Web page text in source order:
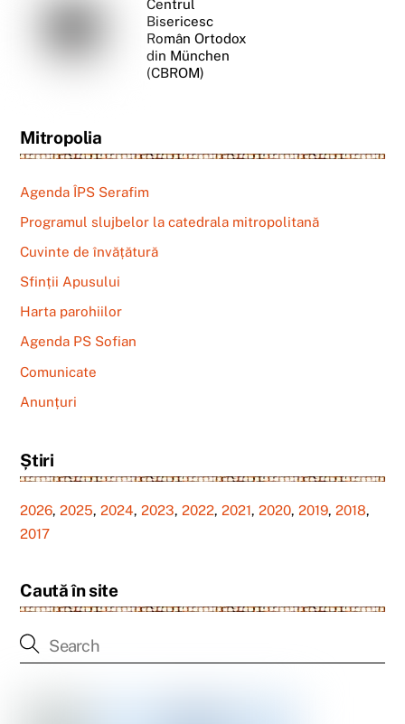
Centrul
Bisericesc
Român Ortodox
din München
(CBROM)
Mitropolia
Agenda ÎPS Serafim
Programul slujbelor la catedrala mitropolitană
Cuvinte de învățătură
Sfinții Apusului
Harta parohiilor
Agenda PS Sofian
Comunicate
Anunțuri
Știri
2026,2025,2024,2023,2022,2021,2020,2019,2018,
2017
Caută în site